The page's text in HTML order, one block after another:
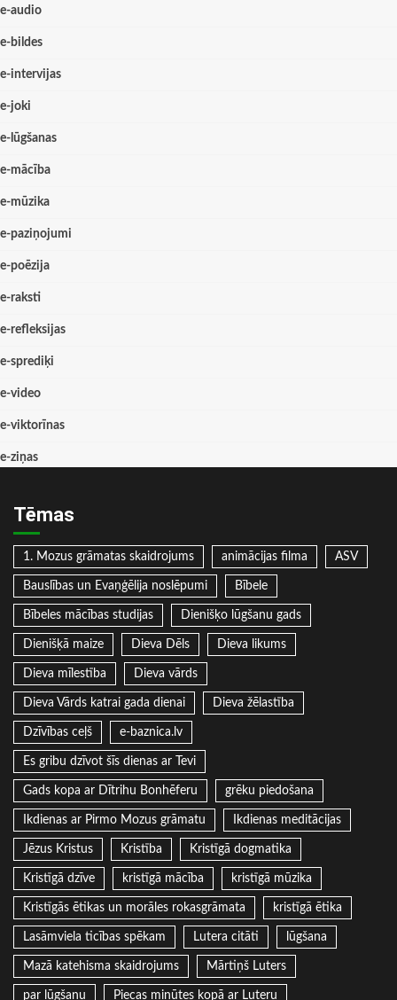
e-audio
e-bildes
e-intervijas
e-joki
e-lūgšanas
e-mācība
e-mūzika
e-paziņojumi
e-poēzija
e-raksti
e-refleksijas
e-sprediķi
e-video
e-viktorīnas
e-ziņas
Tēmas
1. Mozus grāmatas skaidrojums animācijas filma ASV
Bauslības un Evaņģēlija noslēpumi Bībele
Bībeles mācības studijas Dienišķo lūgšanu gads
Dienišķā maize Dieva Dēls Dieva likums
Dieva mīlestība Dieva vārds
Dieva Vārds katrai gada dienai Dieva žēlastība
Dzīvības ceļš e-baznica.lv
Es gribu dzīvot šīs dienas ar Tevi
Gads kopa ar Dītrihu Bonhēferu grēku piedošana
Ikdienas ar Pirmo Mozus grāmatu Ikdienas meditācijas
Jēzus Kristus Kristība Kristīgā dogmatika
Kristīgā dzīve kristīgā mācība kristīgā mūzika
Kristīgās ētikas un morāles rokasgrāmata kristīgā ētika
Lasāmviela ticības spēkam Lutera citāti lūgšana
Mazā katehisma skaidrojums Mārtiņš Luters
par lūgšanu Piecas minūtes kopā ar Luteru